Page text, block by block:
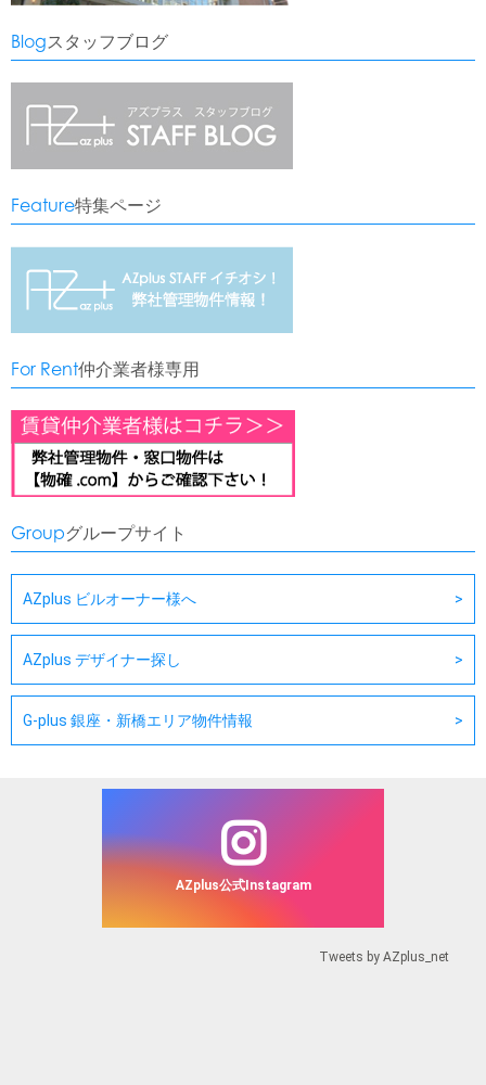
Blogスタッフブログ
Feature特集ページ
For Rent仲介業者様専用
Groupグループサイト
AZplus ビルオーナー様へ
AZplus デザイナー探し
G-plus 銀座・新橋エリア物件情報
AZplus公式Instagram
Tweets by AZplus_net